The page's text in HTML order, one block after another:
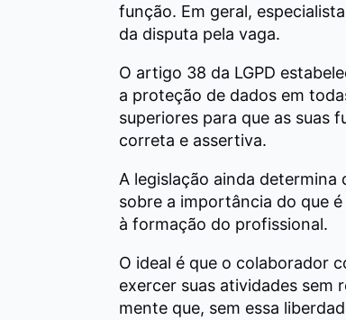
função. Em geral,
da disputa pela vaga.
O artigo 38 da LGPD
a proteção de dados em
superiores para que as suas
correta e assertiva.
A legislação ainda
sobre a importância do que
à formação do profissional.
O ideal é que o colaborador
exercer suas atividades sem
mente que, sem essa